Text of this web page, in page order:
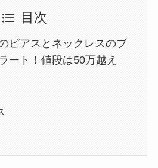
目次
ピアスとネックレスのブ
ート！値段は50万越え